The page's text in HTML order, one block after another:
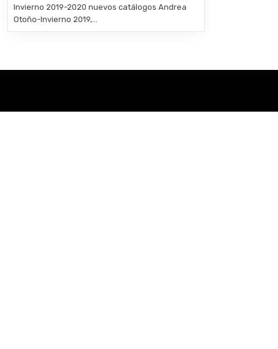
Invierno 2019-2020 nuevos catálogos Andrea
Otoño-Invierno 2019,…